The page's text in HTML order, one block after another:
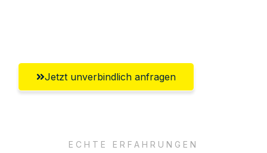
Jetzt unverbindlich anfragen
ECHTE ERFAHRUNGEN